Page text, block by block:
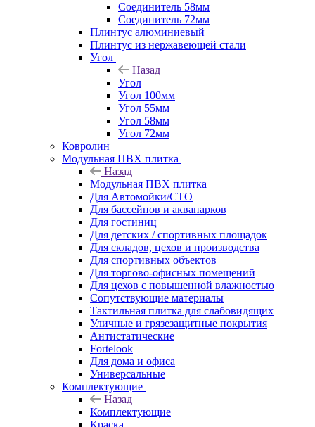
Соединитель 58мм
Соединитель 72мм
Плинтус алюминиевый
Плинтус из нержавеющей стали
Угол
Назад
Угол
Угол 100мм
Угол 55мм
Угол 58мм
Угол 72мм
Ковролин
Модульная ПВХ плитка
Назад
Модульная ПВХ плитка
Для Автомойки/СТО
Для бассейнов и аквапарков
Для гостиниц
Для детских / спортивных площадок
Для складов, цехов и производства
Для спортивных объектов
Для торгово-офисных помещений
Для цехов с повышенной влажностью
Сопутствующие материалы
Тактильная плитка для слабовидящих
Уличные и грязезащитные покрытия
Антистатические
Fortelook
Для дома и офиса
Универсальные
Комплектующие
Назад
Комплектующие
Краска